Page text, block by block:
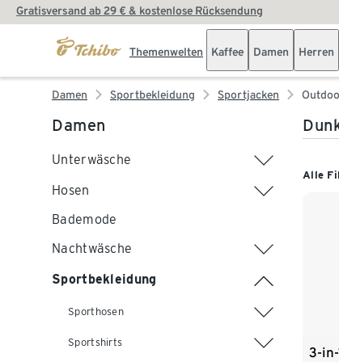
Gratisversand ab 29 € & kostenlose Rücksendung
Themenwelten Kaffee Damen Herren
Damen Sportbekleidung Sportjacken
Damen
Unterwäsche
Hosen
Bademode
Nachtwäsche
Sportbekleidung
Sporthosen
Sportshirts
Alle
3-